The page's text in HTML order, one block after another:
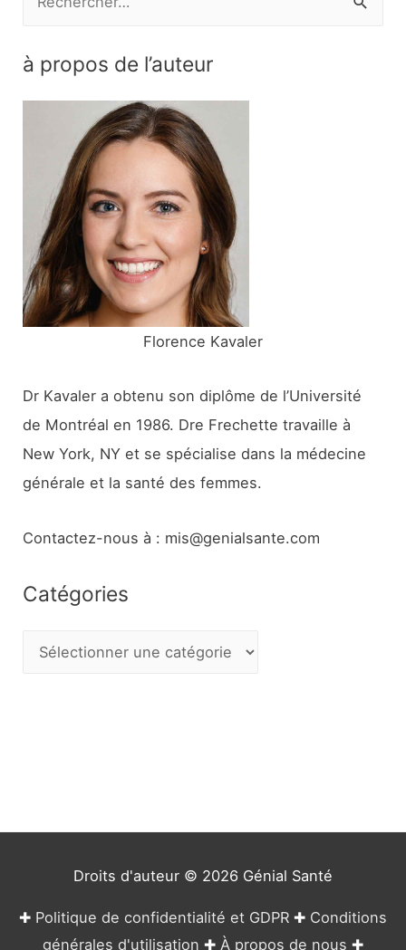
h
:
à propos de l’auteur
Florence Kavaler
Dr Kavaler a obtenu son diplôme de l’Université
de Montréal en 1986. Dre Frechette travaille à
New York, NY et se spécialise dans la médecine
générale et la santé des femmes.
Contactez-nous à : mis@genialsante.com
Catégories
Droits d'auteur © 2026 Génial Santé
✚ Politique de confidentialité et GDPR ✚ Conditions
générales d'utilisation ✚ À propos de nous ✚